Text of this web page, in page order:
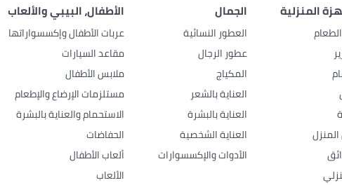
المنزلية الجمال
العطور النسائية
عطور الرجال
المكياج
العناية بالشعر
العناية بالبشرة
العناية الشخصية
الأدوات والإكسسوارات
الأطفال، البيبي والألعاب
عربات الأطفال وإكسسواراتها
مقاعد السيارات
ملابس الأطفال
مستلزمات الإرضاع والإطعام
الاستحمام والعناية بالبشرة
الحفاضات
ألعاب الأطفال
الألعاب